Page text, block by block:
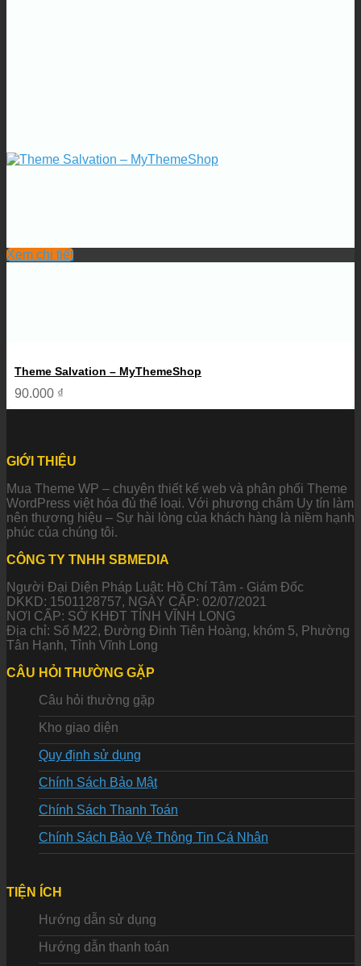
Xem chi tiết
Theme Salvation – MyThemeShop
90.000 ₫
GIỚI THIỆU
Mua Theme WP – chuyên thiết kế web và phân phối Theme
WordPress việt hóa đủ thể loại. Với phương châm Uy tín làm
nên thương hiệu – Sự hài lòng của khách hàng là niềm hạnh
phúc của chúng tôi.
CÔNG TY TNHH SBMEDIA
Người Đại Diện Pháp Luật: Hồ Chí Tâm - Giám Đốc
DKKD: 1501128757, NGÀY CẤP: 02/07/2021
NƠI CẤP: SỞ KHĐT TỈNH VĨNH LONG
Địa chỉ: Số M22, Đường Đinh Tiên Hoàng, khóm 5, Phường
Tân Hạnh, Tỉnh Vĩnh Long
CÂU HỎI THƯỜNG GẶP
Câu hỏi thường gặp
Kho giao diện
Quy định sử dụng
Chính Sách Bảo Mật
Chính Sách Thanh Toán
Chính Sách Bảo Vệ Thông Tin Cá Nhân
TIỆN ÍCH
Hướng dẫn sử dụng
Hướng dẫn thanh toán